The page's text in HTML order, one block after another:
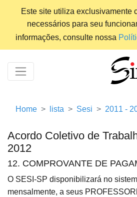
Este site utiliza exclusivamente
necessários para seu
informações, consulte nossa
Home lista Sesi 2011 -
Acordo Coletivo de
2012
12. COMPROVANTE DE
O SESI-SP disponibilizará no
mensalmente, a seus